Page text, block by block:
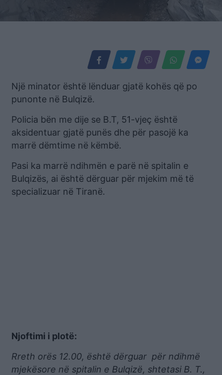
Një minator është lënduar gjatë kohës që po
punonte në Bulqizë.
Policia bën me dije se B.T, 51-vjeç është
aksidentuar gjatë punës dhe për pasojë ka
marrë dëmtime në këmbë.
Pasi ka marrë ndihmën e parë në spitalin e
Bulqizës, ai është dërguar për mjekim më të
specializuar në Tiranë.
Njoftimi i plotë:
Rreth orës 12.00, është dërguar për ndihmë
mjekësore në spitalin e Bulqizë, shtetasi B. T.,